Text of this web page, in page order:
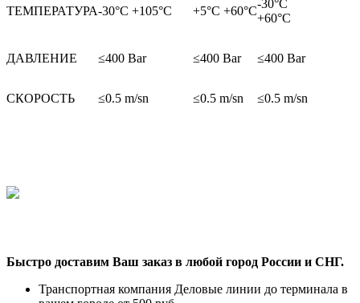
ТЕМПЕРАТУРА-30°C +105°C +5°C +60°C
-30°C
+60°C
ДАВЛЕНИЕ ≤400 Bar ≤400 Bar ≤400 Bar
СКОРОСТЬ ≤0.5 m/sn ≤0.5 m/sn ≤0.5 m/sn
Быстро доставим Ваш заказ в любой город России и СНГ.
Транспортная компания Деловые линии до терминала в